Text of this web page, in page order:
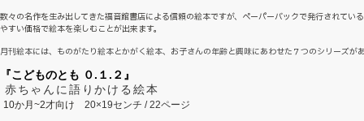
数々の名作を生み出してきた福音館書店による信頼の絵本ですが、ペーパーバックで発行されてい
やすい価格で絵本を楽しむことが出来ます。
月刊絵本には、ものがたり絵本とかがく絵本、お子さんの年齢と興味にあわせた７つのシリーズが
『こどものとも ０.１.２』
赤ちゃんに語りかける絵本
10か月~2才向け 20×19センチ / 22ページ